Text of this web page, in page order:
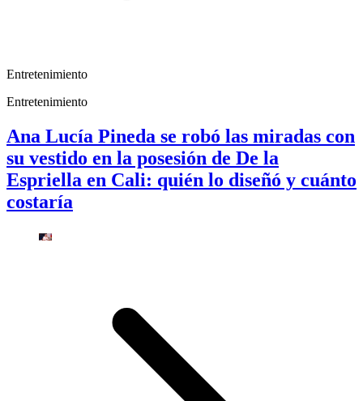
Entretenimiento
Entretenimiento
Ana Lucía Pineda se robó las miradas con
su vestido en la posesión de De la
Espriella en Cali: quién lo diseñó y cuánto
costaría